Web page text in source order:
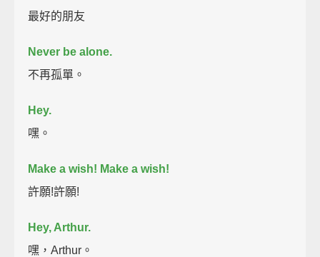
最好的朋友
Never be alone.
不再孤單。
Hey.
嘿。
Make a wish! Make a wish!
許願!許願!
Hey, Arthur.
嘿，Arthur。